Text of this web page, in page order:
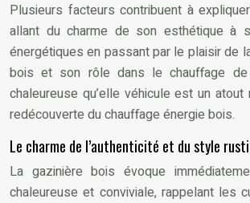
Plusieurs facteurs contribuent à
allant du charme de son esthétique à
énergétiques en passant par le plaisir de
bois et son rôle dans le chauffage de
chaleureuse qu’elle véhicule est un
redécouverte du chauffage énergie bois.
Le charme de l’authenticité et du style
La gazinière bois évoque
chaleureuse et conviviale, rappelant les